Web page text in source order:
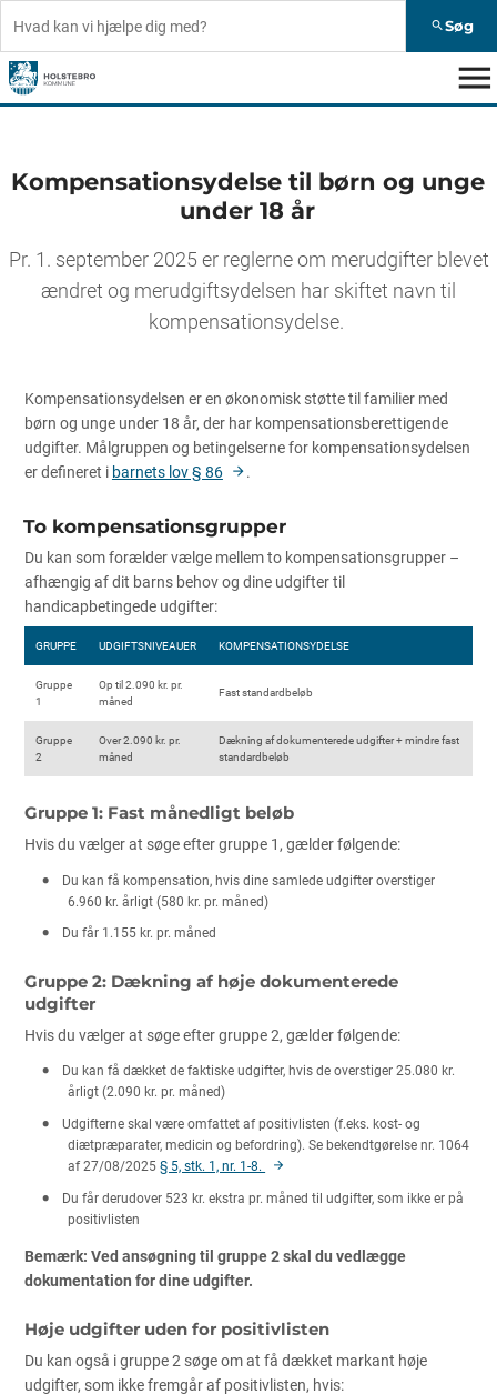
search Søg
menu
Kompensationsydelse til børn og unge
under 18 år
Pr. 1. september 2025 er reglerne om merudgifter blevet
ændret og merudgiftsydelsen har skiftet navn til
kompensationsydelse.
Kompensationsydelsen er en økonomisk støtte til familier med
børn og unge under 18 år, der har kompensationsberettigende
udgifter. Målgruppen og betingelserne for kompensationsydelsen
er defineret i barnets lov § 86 .
To kompensationsgrupper
Du kan som forælder vælge mellem to kompensationsgrupper –
afhængig af dit barns behov og dine udgifter til
handicapbetingede udgifter:
GRUPPE UDGIFTSNIVEAUER KOMPENSATIONSYDELSE
Gruppe
1
Op til 2.090 kr. pr.
måned
Fast standardbeløb
Gruppe
2
Over 2.090 kr. pr.
måned
Dækning af dokumenterede udgifter + mindre fast
standardbeløb
Gruppe 1: Fast månedligt beløb
Hvis du vælger at søge efter gruppe 1, gælder følgende:
Du kan få kompensation, hvis dine samlede udgifter overstiger
6.960 kr. årligt (580 kr. pr. måned)
Du får 1.155 kr. pr. måned
Gruppe 2: Dækning af høje dokumenterede
udgifter
Hvis du vælger at søge efter gruppe 2, gælder følgende:
Du kan få dækket de faktiske udgifter, hvis de overstiger 25.080 kr.
årligt (2.090 kr. pr. måned)
Udgifterne skal være omfattet af positivlisten (f.eks. kost- og
diætpræparater, medicin og befordring). Se bekendtgørelse nr. 1064
af 27/08/2025§ 5, stk. 1, nr. 1-8.
Du får derudover 523 kr. ekstra pr. måned til udgifter, som ikke er på
positivlisten
Bemærk: Ved ansøgning til gruppe 2 skal du vedlægge
dokumentation for dine udgifter.
Høje udgifter uden for positivlisten
Du kan også i gruppe 2 søge om at få dækket markant høje
udgifter, som ikke fremgår af positivlisten, hvis: